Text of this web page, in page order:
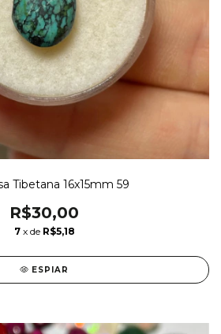
Tibetana 16x15mm 59
R$30,00
7 x de R$5,18
ESPIAR